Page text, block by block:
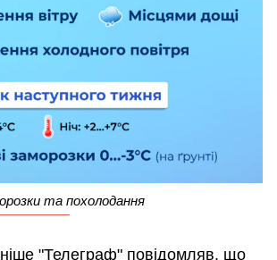
та похолодання
"Телеграф" повідомляв, що